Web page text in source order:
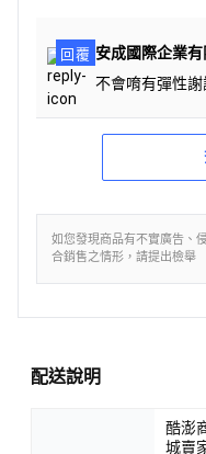
回覆 安成國際企業有
不會唷有彈性謝
如您發現商品有不實廣告、
合銷售之情形，請提出檢舉
配送說明
酷澎
城賣